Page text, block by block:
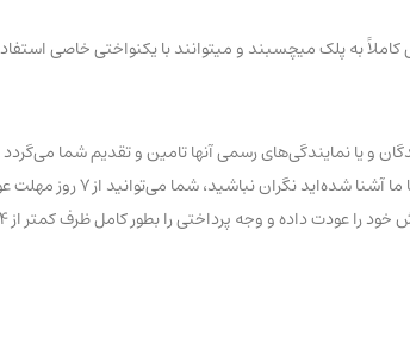
به پلک میچسبند و میتوانند با یکنواختی خاصی
و یا نمایندگی‌های رسمی آنها تامین و تقدیم شما
تاریخ و یا تقلبی با عناوین درجه یک و… در این
پرداختی را بطور کامل ظرف کمتر از ۲۴ ساعت کاری دریافت نمایید.